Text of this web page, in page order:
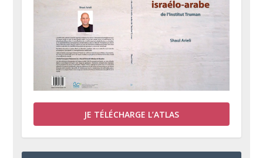
JE TÉLÉCHARGE L’ATLAS